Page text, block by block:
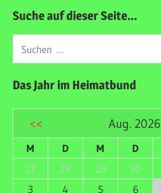
Suche auf dieser Seite…
nach:
Das Jahr im Heimatbund
<< Aug. 2026
M D M D
27
28 29 30
3
4 5 6